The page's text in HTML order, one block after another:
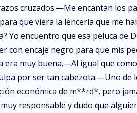
cruzados.—Me encantan los
que viera la lencería que me
Yo encuentro que esa peluca de
con encaje negro para que mis
era muy buena.—Al igual que
por ser tan cabezota.—Uno de
económica de m**rd*, pero
responsable y dudo que